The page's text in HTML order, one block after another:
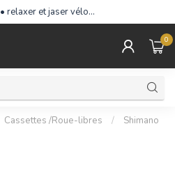
• relaxer et jaser vélo…
0
Cassettes /Roue-libres /
Shimano